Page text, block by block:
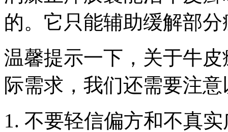
的。它只能辅助缓解部
温馨提示一下，关于牛
际需求，我们还需要注
1. 不要轻信偏方和不真